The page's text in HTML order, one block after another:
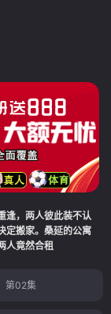
逢，两人彼此装不认
定搬家。桑延的公寓
人竟然合租
第02集